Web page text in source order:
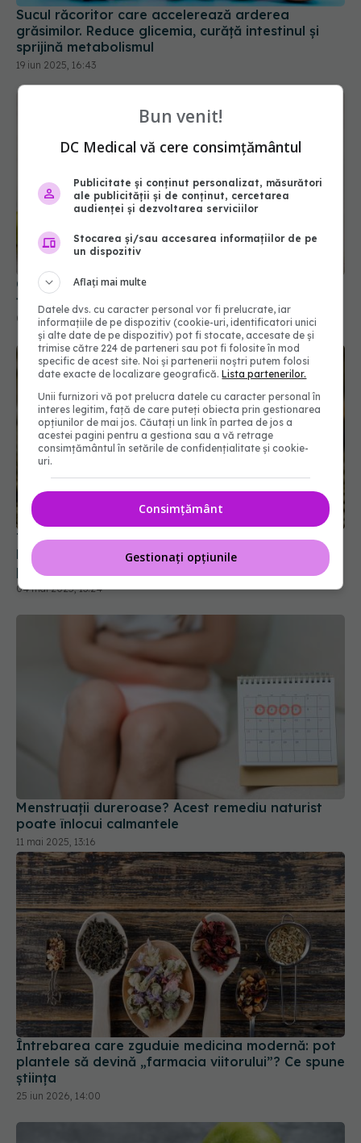
sprijină metabolismul
19 iun 2025, 16:43
Ce se întâmplă dacă mănânci corcodușe verzi. Nu
02 iul 2025, 10:04
Te doare capul? Acest ingredient banal din
bucătărie face minuni! E mai puternic decât o
pastilă
04 mai 2025, 13:24
Menstruații dureroase? Acest remediu naturist
11 mai 2025, 13:16
Întrebarea care zguduie medicina modernă: pot
plantele să devină „farmacia viitorului”? Ce spune
știința
25 iun 2026, 14:00
Bun venit!
DC Medical vă cere consimțământul
Publicitate și conținut personalizat, măsurători
ale publicității și de conținut, cercetarea
audienței și dezvoltarea serviciilor
Stocarea și/sau accesarea informațiilor de pe
un dispozitiv
Aflați mai multe
Datele dvs. cu caracter personal vor fi prelucrate, iar
informațiile de pe dispozitiv (cookie-uri, identificatori unici
și alte date de pe dispozitiv) pot fi stocate, accesate de și
trimise către 224 de parteneri sau pot fi folosite în mod
specific de acest site. Noi și partenerii noștri putem folosi
date exacte de localizare geografică.Lista partenerilor.
Unii furnizori vă pot prelucra datele cu caracter personal în
interes legitim, față de care puteți obiecta prin gestionarea
opțiunilor de mai jos. Căutați un link în partea de jos a
acestei pagini pentru a gestiona sau a vă retrage
consimțământul în setările de confidențialitate și cookie-
uri.
Consimțământ
Gestionați opțiunile